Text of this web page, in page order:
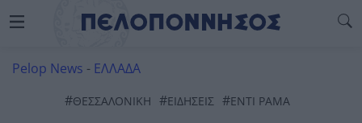
Pelop News - ΕΛΛΑΔΑ
#ΘΕΣΣΑΛΟΝΊΚΗ #ΕΙΔΗΣΕΙΣ #ΕΝΤΙ ΡΑΜΑ